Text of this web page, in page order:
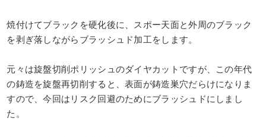
焼付けてブラックを硬化後に、スポー天面と外周のブラック
を剥ぎ落しながらブラッシュド加工をします。
元々は旋盤切削ポリッシュのダイヤカットですが、この年代
の鋳造を旋盤再切削すると、表面が鋳造巣穴だらけになりま
すので、今回はリスク回避のためにブラッシュドにしまし
た。